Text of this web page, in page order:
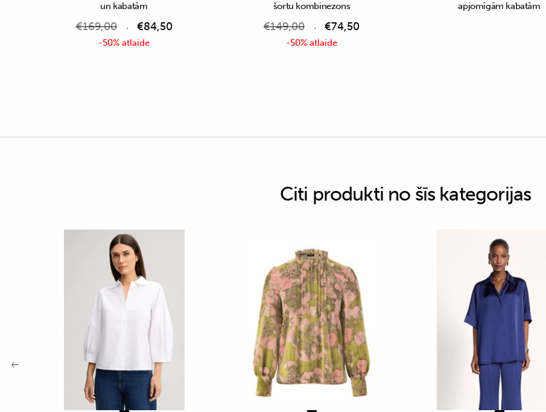
un kabatām
€169,00 €84,50
-50% atlaide
šortu kombinezons
€149,00 €74,50
-50% atlaide
apjomīgām kabatām
Citi produkti no šīs kategorijas